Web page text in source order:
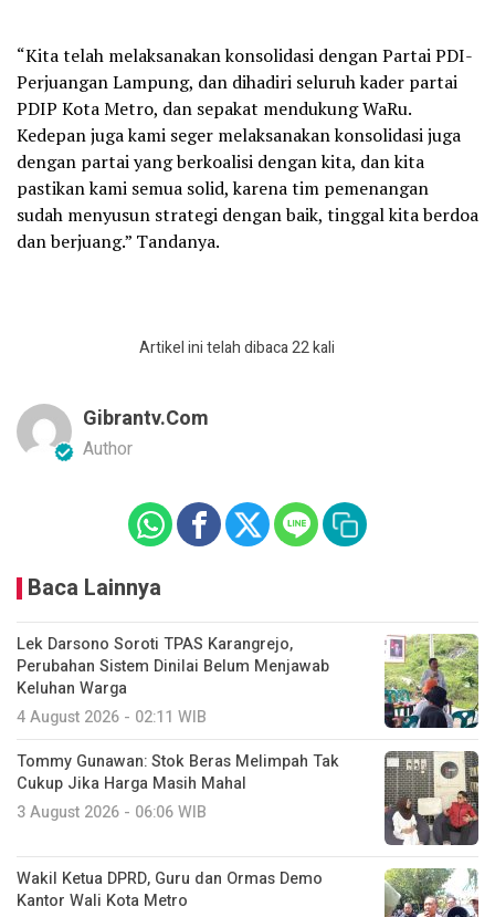
“Kita telah melaksanakan konsolidasi dengan Partai PDI-
Perjuangan Lampung, dan dihadiri seluruh kader partai
PDIP Kota Metro, dan sepakat mendukung WaRu.
Kedepan juga kami seger melaksanakan konsolidasi juga
dengan partai yang berkoalisi dengan kita, dan kita
pastikan kami semua solid, karena tim pemenangan
sudah menyusun strategi dengan baik, tinggal kita berdoa
dan berjuang.” Tandanya.
Artikel ini telah dibaca 22 kali
Gibrantv.com
Author
Baca Lainnya
Lek Darsono Soroti TPAS Karangrejo,
Perubahan Sistem Dinilai Belum Menjawab
Keluhan Warga
4 August 2026 - 02:11 WIB
Tommy Gunawan: Stok Beras Melimpah Tak
Cukup Jika Harga Masih Mahal
3 August 2026 - 06:06 WIB
Wakil Ketua DPRD, Guru dan Ormas Demo
Kantor Wali Kota Metro